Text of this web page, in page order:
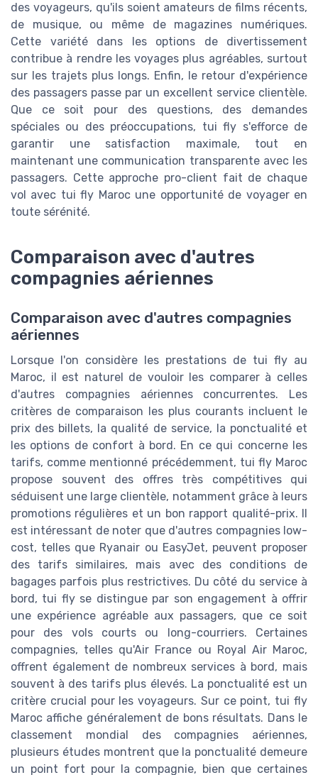
des voyageurs, qu'ils soient amateurs de films récents,
de musique, ou même de magazines numériques.
Cette variété dans les options de divertissement
contribue à rendre les voyages plus agréables, surtout
sur les trajets plus longs. Enfin, le retour d'expérience
des passagers passe par un excellent service clientèle.
Que ce soit pour des questions, des demandes
spéciales ou des préoccupations, tui fly s'efforce de
garantir une satisfaction maximale, tout en
maintenant une communication transparente avec les
passagers. Cette approche pro-client fait de chaque
vol avec tui fly Maroc une opportunité de voyager en
toute sérénité.
Comparaison avec d'autres
compagnies aériennes
Comparaison avec d'autres compagnies
aériennes
Lorsque l'on considère les prestations de tui fly au
Maroc, il est naturel de vouloir les comparer à celles
d'autres compagnies aériennes concurrentes. Les
critères de comparaison les plus courants incluent le
prix des billets, la qualité de service, la ponctualité et
les options de confort à bord. En ce qui concerne les
tarifs, comme mentionné précédemment, tui fly Maroc
propose souvent des offres très compétitives qui
séduisent une large clientèle, notamment grâce à leurs
promotions régulières et un bon rapport qualité-prix. Il
est intéressant de noter que d'autres compagnies low-
cost, telles que Ryanair ou EasyJet, peuvent proposer
des tarifs similaires, mais avec des conditions de
bagages parfois plus restrictives. Du côté du service à
bord, tui fly se distingue par son engagement à offrir
une expérience agréable aux passagers, que ce soit
pour des vols courts ou long-courriers. Certaines
compagnies, telles qu'Air France ou Royal Air Maroc,
offrent également de nombreux services à bord, mais
souvent à des tarifs plus élevés. La ponctualité est un
critère crucial pour les voyageurs. Sur ce point, tui fly
Maroc affiche généralement de bons résultats. Dans le
classement mondial des compagnies aériennes,
plusieurs études montrent que la ponctualité demeure
un point fort pour la compagnie, bien que certaines